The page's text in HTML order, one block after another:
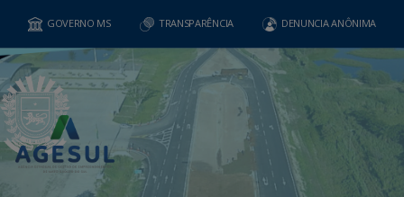
GOVERNO MS TRANSPARÊNCIA DENUNCIA ANÔNIMA